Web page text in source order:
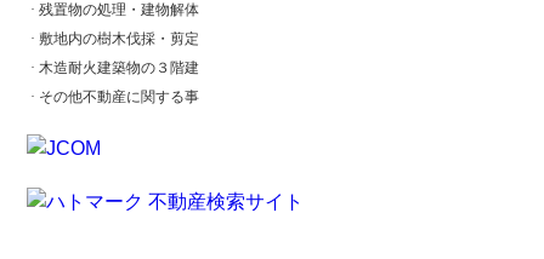
· 残置物の処理・建物解体
· 敷地内の樹木伐採・剪定
· 木造耐火建築物の３階建
· その他不動産に関する事